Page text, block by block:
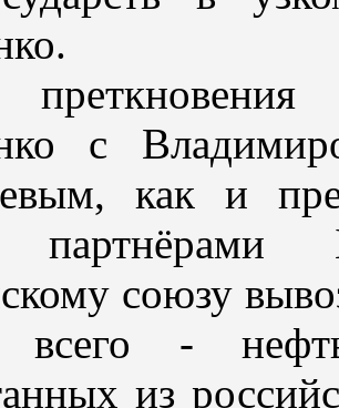
преткновения
с
как и
партнёрами
союзу
всего -
из